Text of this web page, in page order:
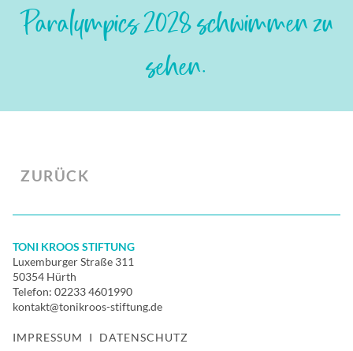
Paralympics 2028 schwimmen zu
sehen.
ZURÜCK
TONI KROOS STIFTUNG
Luxemburger Straße 311
50354 Hürth
Telefon: 02233 4601990
kontakt@tonikroos-stiftung.de
IMPRESSUM I DATENSCHUTZ